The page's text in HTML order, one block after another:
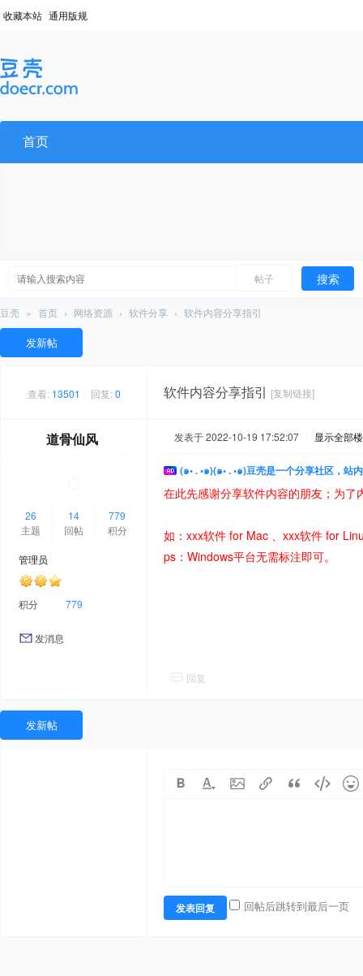
收藏本站 通用版规
首页
帖子 搜索
豆壳 » 首页 › 网络资源 › 软件分享 › 软件内容分享指引
发新帖
查看: 13501 回复: 0 软件内容分享指引 [复制链接]
道骨仙风
26
主题
14
回帖
779
积分
管理员
积分 779
发消息
发表于 2022-10-19 17:52:07 显示全部
(๑• . •๑)(๑• . •๑)豆壳是一个分享社区，站
在此先感谢分享软件内容的朋友；为
如：xxx软件 for Mac 、xxx软件 for
ps：Windows平台无需标注即可。
回复
发新帖
发表回复 回帖后跳转到最后一页